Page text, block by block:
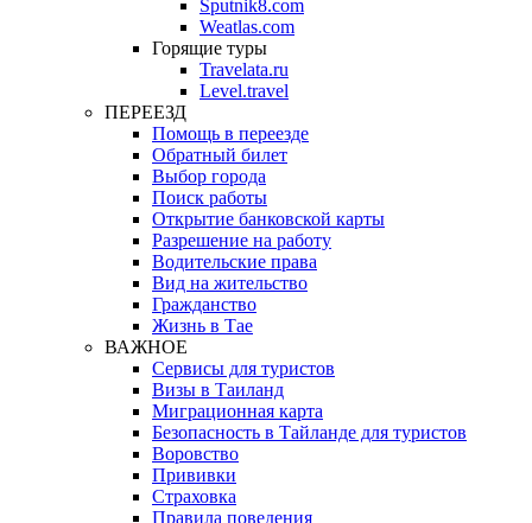
Sputnik8.com
Weatlas.com
Горящие туры
Travelata.ru
Level.travel
ПЕРЕЕЗД
Помощь в переезде
Обратный билет
Выбор города
Поиск работы
Открытие банковской карты
Разрешение на работу
Водительские права
Вид на жительство
Гражданство
Жизнь в Тае
ВАЖНОЕ
Сервисы для туристов
Визы в Таиланд
Миграционная карта
Безопасность в Тайланде для туристов
Воровство
Прививки
Страховка
Правила поведения